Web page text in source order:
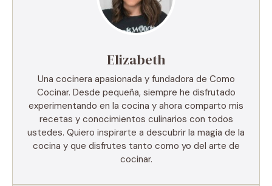
Elizabeth
Una cocinera apasionada y fundadora de Como
Cocinar. Desde pequeña, siempre he disfrutado
experimentando en la cocina y ahora comparto mis
recetas y conocimientos culinarios con todos
ustedes. Quiero inspirarte a descubrir la magia de la
cocina y que disfrutes tanto como yo del arte de
cocinar.